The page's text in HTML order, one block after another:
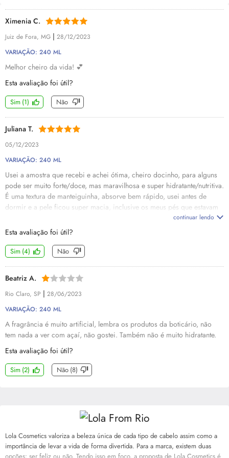
Ximenia C.
Juiz de Fora, MG | 28/12/2023
VARIAÇÃO: 240 ML
Melhor cheiro da vida! 💕
Esta avaliação foi útil?
Sim (1) Não
Juliana T.
05/12/2023
VARIAÇÃO: 240 ML
Usei a amostra que recebi e achei ótima, cheiro docinho, para alguns
pode ser muito forte/doce, mas maravilhosa e super hidratante/nutritiva.
É uma textura de manteiguinha, absorve bem rápido, usei antes de
dormir e a pele ficou super macia, inclusive os meus pés que estavam
continuar lendo
Esta avaliação foi útil?
Sim (4) Não
Beatriz A.
Rio Claro, SP | 28/06/2023
VARIAÇÃO: 240 ML
A fragrância é muito artificial, lembra os produtos da boticário, não
tem nada a ver com açaí, não gostei. Também não é muito hidratante.
Esta avaliação foi útil?
Sim (2) Não (8)
Lola Cosmetics valoriza a beleza única de cada tipo de cabelo assim como a
importância de levar a vida de forma divertida. Para a marca, existem duas